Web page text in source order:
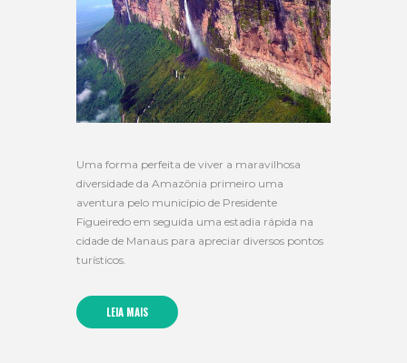
Uma forma perfeita de viver a maravilhosa
diversidade da Amazônia primeiro uma
aventura pelo município de Presidente
Figueiredo em seguida uma estadia rápida na
cidade de Manaus para apreciar diversos pontos
turísticos.
LEIA MAIS